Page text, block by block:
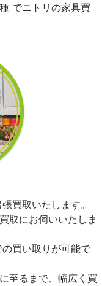
でニトリの家具買
買取いたします。
取にお伺いいたしま
買い取りが可能で
至るまで、幅広く買